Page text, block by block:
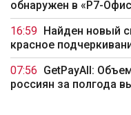
обнаружен в «Р7-
16:59
Найден новый
красное
07:56 GetPayAll:
россиян за полгода